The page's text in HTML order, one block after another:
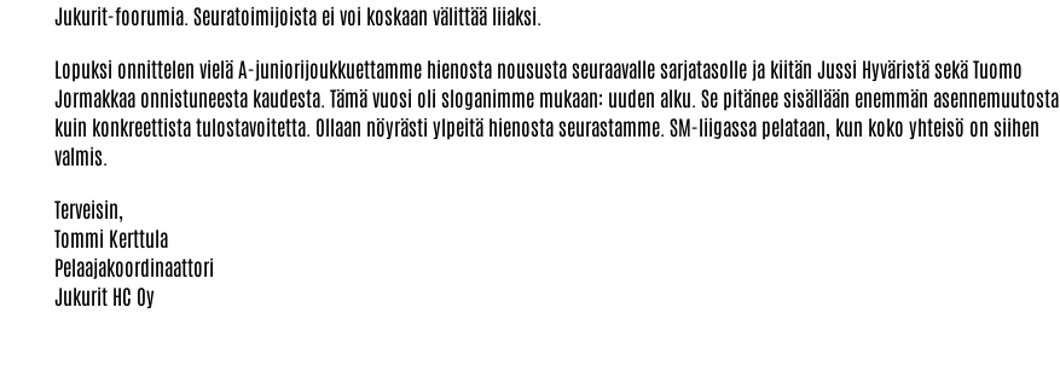
Jukurit-foorumia. Seuratoimijoista ei voi koskaan välittää liiaksi.
Lopuksi onnittelen vielä A-juniorijoukkuettamme hienosta noususta seuraavalle sarjatasolle ja kiitän Jussi Hyväristä sekä Tuomo
Jormakkaa onnistuneesta kaudesta. Tämä vuosi oli sloganimme mukaan: uuden alku. Se pitänee sisällään enemmän asennemuutosta
kuin konkreettista tulostavoitetta. Ollaan nöyrästi ylpeitä hienosta seurastamme. SM-liigassa pelataan, kun koko yhteisö on siihen
valmis.
Terveisin,
Tommi Kerttula
Pelaajakoordinaattori
Jukurit HC Oy